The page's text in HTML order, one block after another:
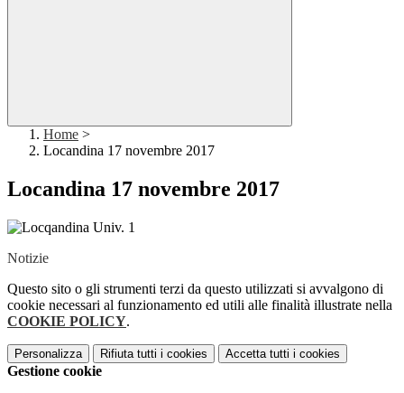
Home >
Locandina 17 novembre 2017
Locandina 17 novembre 2017
Notizie
Questo sito o gli strumenti terzi da questo utilizzati si avvalgono di
cookie necessari al funzionamento ed utili alle finalità illustrate nella
COOKIE POLICY.
Personalizza Rifiuta tutti i cookies Accetta tutti i cookies
Gestione cookie